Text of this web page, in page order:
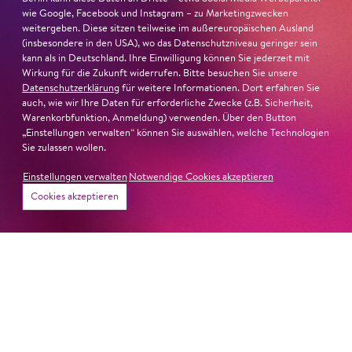
wie Google, Facebook und Instagram – zu Marketingzwecken
weitergeben. Diese sitzen teilweise im außereuropäischen Ausland
(insbesondere in den USA), wo das Datenschutzniveau geringer sein
kann als in Deutschland. Ihre Einwilligung können Sie jederzeit mit
Wirkung für die Zukunft widerrufen. Bitte besuchen Sie unsere
Datenschutzerklärung für weitere Informationen. Dort erfahren Sie
auch, wie wir Ihre Daten für erforderliche Zwecke (z.B. Sicherheit,
Warenkorbfunktion, Anmeldung) verwenden. Über den Button
„Einstellungen verwalten“ können Sie auswählen, welche Technologien
Sie zulassen wollen.
Einstellungen verwalten Notwendige Cookies akzeptieren
Cookies akzeptieren